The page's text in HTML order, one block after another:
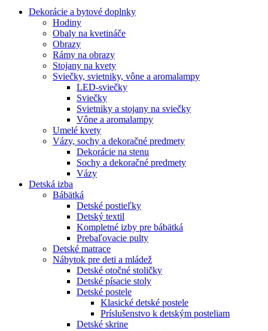
Dekorácie a bytové doplnky
Hodiny
Obaly na kvetináče
Obrazy
Rámy na obrazy
Stojany na kvety
Sviečky, svietniky, vône a aromalampy
LED-sviečky
Sviečky
Svietniky a stojany na sviečky
Vône a aromalampy
Umelé kvety
Vázy, sochy a dekoračné predmety
Dekorácie na stenu
Sochy a dekoračné predmety
Vázy
Detská izba
Bábätká
Detské postieľky
Detský textil
Kompletné izby pre bábätká
Prebaľovacie pulty
Detské matrace
Nábytok pre deti a mládež
Detské otočné stoličky
Detské písacie stoly
Detské postele
Klasické detské postele
Príslušenstvo k detským posteliam
Detské skrine